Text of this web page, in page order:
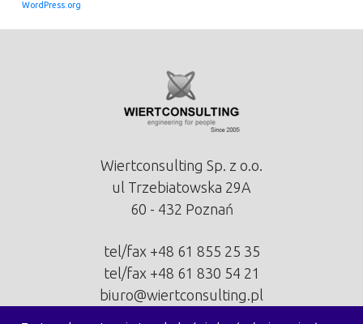
WordPress.org
Wiertconsulting Sp. z o.o.
ul Trzebiatowska 29A
60 - 432 Poznań
tel/fax +48 61 855 25 35
tel/fax +48 61 830 54 21
biuro@wiertconsulting.pl